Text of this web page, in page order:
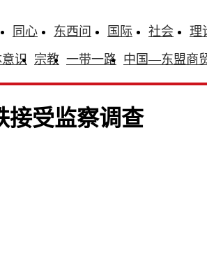
同心 东西问 国际 社会 理
识 宗教 一带一路 中国—东盟商
接受监察调查